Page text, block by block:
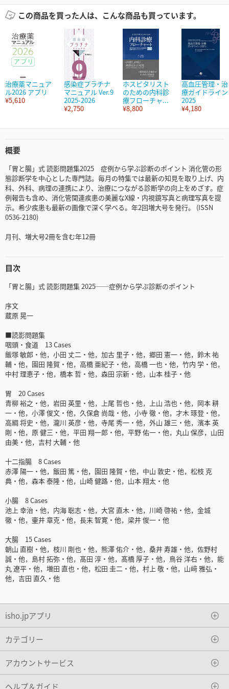
この商品を買った人は、こんな商品も買っています。
治療薬マニュア
ル2026 アプリ
¥5,610
感染症プラチナ
マニュアル Ver.9
2025-2026
¥2,750
ホスピタリスト
のための内科診
療フローチャ...
¥8,800
高血圧管理・治
療ガイドライン
2025
¥4,180
概要
「胃と腸」式 読影問題集2025 症例から学ぶ診断のポイント 消化管の形
態診断学を中心とした専門誌。毎月の特集では最新の知見を取り上げ、内
科、外科、病理の連携により、治療につながる診断学の向上をめざす。症
例報告も含め、消化管関連疾患の美麗なX線・内視鏡写真と病理写真を提
示。希少疾患も最新の画像で深く学べる。年2回増大号を発行。 (ISSN
0536-2180)
月刊、増大号2冊を含む年12冊
目次
「胃と腸」式 読影問題集 2025──症例から学ぶ診断のポイント
序文
蔵原 晃一
■読影問題集
咽頭・食道 13 Cases
飯塚 敏郎・他，小田 丈二・他，加古 里子・他，郷田 憲一・他，鈴木 祐
輔・他，園田 隆賀・他，高橋 亜紀子・他，高橋 一也・他，竹内 学・他，
中村 理恵子・他，橋本 哲・他，森田 宗新・他，山本 桂子・他
胃 20 Cases
青柳 裕之・他，岩田 英里・他，上尾 哲也・他，上山 浩也・他，岡本 耕
一・他，小澤 俊文・他，久保倉 尚哉・他，小寺 徹・他，才木 琢登・他，
高綱 将史・他，瀧川 英彦・他，寺尾 秀一・他，外山 雄三・他，濱本 英
剛・他，原 健三・他，平田 翔一郎・他，平野 佑一・他，丸山 保彦，山田
由美・他，吉村 大輔・他
十二指腸 8 Cases
赤澤 陽一・他，飯田 篤・他，園田 隆賀・他，中山 敦史・他，松枝 克
典・他，森本 泰隆・他，山崎 健路・他，山本 翔太・他
小腸 8 Cases
池上 幸治・他，内海 聡志・他，大宮 直木・他，川崎 啓祐・他，金城
徹・他，壷井 章克・他，長末 智寛・他，梁井 俊一・他
大腸 15 Cases
朝山 直樹・他，枝川 剛也・他，熊澤 佑介・他，桑井 寿雄・他，佐野村
誠・他，島村 拓弥・他，髙田 淳・他，髙橋 厚子・他，鳥谷 洋右・他，能
丸 遼平・他，増田 直也・他，松田 圭二・他，村上 敬・他，山﨑 雅弘・
他，吉田 直久・他
isho.jpアプリ
カテゴリー
アカウントサービス
ヘルプ＆ガイド